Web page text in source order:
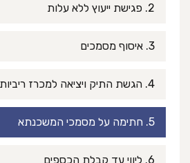
2. פגישת ייעוץ ללא עלות
3. איסוף מסמכים
4. הגשת התיק ויציאה למכרז ריביות
5. חתימה על מסמכי המשכנתא
6. ליווי עד קבלת הכספים